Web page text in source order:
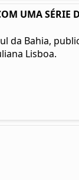
UMA SÉRIE
da Bahia,
Lisboa.